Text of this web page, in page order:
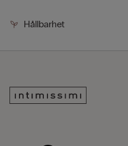
Hållbarhet